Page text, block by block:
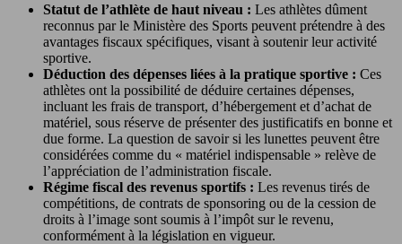
Statut de l’athlète de haut niveau : Les athlètes dûment
reconnus par le Ministère des Sports peuvent prétendre à des
avantages fiscaux spécifiques, visant à soutenir leur activité
sportive.
Déduction des dépenses liées à la pratique sportive : Ces
athlètes ont la possibilité de déduire certaines dépenses,
incluant les frais de transport, d’hébergement et d’achat de
matériel, sous réserve de présenter des justificatifs en bonne et
due forme. La question de savoir si les lunettes peuvent être
considérées comme du « matériel indispensable » relève de
l’appréciation de l’administration fiscale.
Régime fiscal des revenus sportifs : Les revenus tirés de
compétitions, de contrats de sponsoring ou de la cession de
droits à l’image sont soumis à l’impôt sur le revenu,
conformément à la législation en vigueur.